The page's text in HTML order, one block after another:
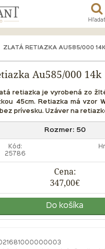
Hľadať
ZLATÁ RETIAZKA AU585/000
Au585/000 14k
retiazka je vyrobená zo
45cm. Retiazka má vzor
prívesku. Uzáver na
Rozmer: 50
Kód:
25786
Cena:
347,00€
Do košíka